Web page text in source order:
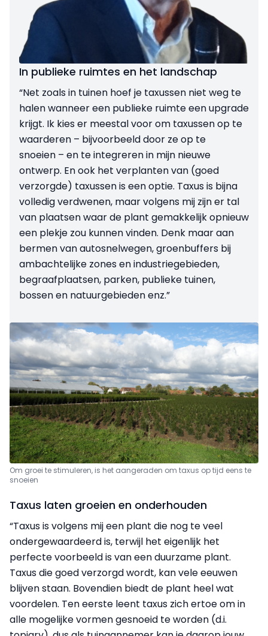
In publieke ruimtes en het landschap
“Net zoals in tuinen hoef je taxussen niet weg te
halen wanneer een publieke ruimte een upgrade
krijgt. Ik kies er meestal voor om taxussen op te
waarderen – bijvoorbeeld door ze op te
snoeien – en te integreren in mijn nieuwe
ontwerp. En ook het verplanten van (goed
verzorgde) taxussen is een optie. Taxus is bijna
volledig ver­dwenen, maar volgens mij zijn er tal
van plaatsen waar de plant gemakkelijk opnieuw
een plekje zou kunnen vinden. Denk maar aan
bermen van autosnelwegen, groenbuffers bij
ambachtelijke zones en industriegebieden,
begraafplaatsen, parken, publieke tuinen,
bossen en natuurgebieden enz.”
Om groei te stimuleren, is het aangeraden om taxus op tijd eens te
snoeien
Taxus laten groeien en onderhouden
“Taxus is volgens mij een plant die nog te veel
ondergewaardeerd is, terwijl het eigenlijk het
perfecte voorbeeld is van een duurzame plant.
Taxus die goed verzorgd wordt, kan vele eeuwen
blijven staan. Bovendien biedt de plant heel wat
voordelen. Ten eerste leent taxus zich ertoe om in
alle mogelijke vormen gesnoeid te worden (d.i.